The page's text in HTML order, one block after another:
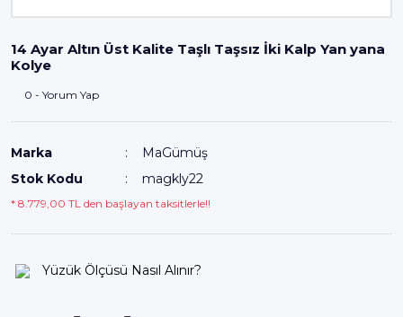
14 Ayar Altın Üst Kalite Taşlı Taşsız İki Kalp Yan yana
Kolye
0 - Yorum Yap
Marka
MaGümüş
Stok Kodu
magkly22
* 8.779,00 TL den başlayan taksitlerle!!
Yüzük Ölçüsü Nasıl Alınır?